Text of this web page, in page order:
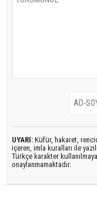
UYARI: Küfür, hakaret,
içeren, imla kuralları ile
Türkçe karakter
onaylanmamaktadır.